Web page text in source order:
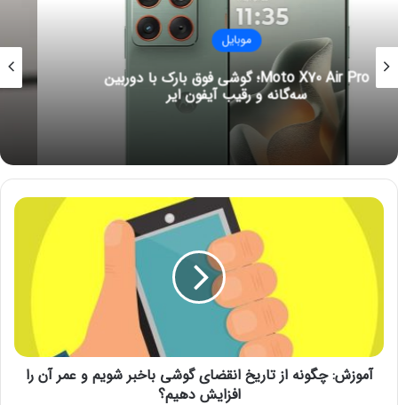
استفاده از اکانت گوگل یکی دیگر از روش‌ها است و برای اینکه بعدا
بتوان از قابلیت Android Device Manager که یکی از قابلیت‌های
کاربردی گوگل است، استفاده کرد، حتما باید یک‌بار از گوشی اندرویدی
خود وارد اکانت جی‌میل خود شوید؛ در صورتی که گوشی شما گم
شده باشد، می‌توانید با وارد کردن اطلاعات اکانت خود، مکان فعلی
گوشی خود را شناسایی کنید.
نوشته های مشابه
شیائومی با همکاری لایکا گوشی
می‌سازد
6 ژوئن 2022
آموزش: ترفند‌های کاربردی برای آزاد
کردن فضای حافظه گوشی‌های
آیفون
6 ژوئن 2022
موبایل
افزایش ۲۰ درصدی قیمت گوشی‌های هوشمند و
رایانه‌ها در ۲۰۲۶
آ
و
آموزش: چگونه از تاریخ انقضای گوشی باخبر شویم و عمر آن را
افزایش دهیم؟